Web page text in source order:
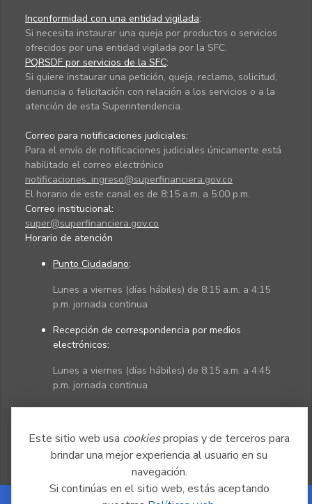
Este sitio web usa cookiespropias y de terceros para
brindar una mejor experiencia al usuario en su
navegación.
Si continúas en el sitio web, estás aceptando
Inconformidad con una entidad vigilada:
Si necesita instaurar una queja por productos o servicios
ofrecidos por una entidad vigilada por la SFC.
PQRSDF por servicios de la SFC:
Si quiere instaurar una petición, queja, reclamo, solicitud,
denuncia o felicitación con relación a los servicios o a la
atención de esta Superintendencia.
Correo para notificaciones judiciales:
Para el envío de notificaciones judiciales únicamente está
habilitado el correo electrónico
notificaciones_ingreso@superfinanciera.gov.co
El horario de este canal es de 8:15 a.m. a 5:00 p.m.
Correo institucional:
super@superfinanciera.gov.co
Horario de atención
Punto Ciudadano:
Lunes a viernes (días hábiles) de 8:15 a.m. a 4:15
p.m. jornada continua
Recepción de correspondencia por medios
electrónicos:
Lunes a viernes (días hábiles) de 8:15 a.m. a 4:45
p.m. jornada continua